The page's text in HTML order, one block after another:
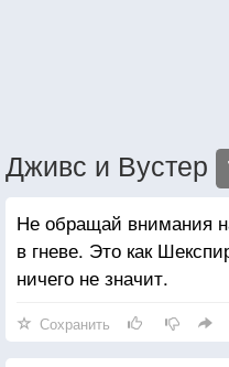
Дживс и Вустер
Не обращай внимания
в гневе. Это как
ничего не значит.
Сохранить